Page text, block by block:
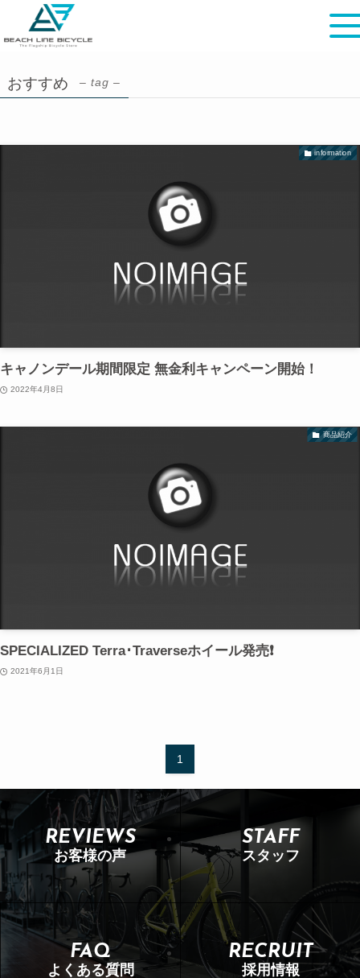
おすすめ – tag –
information
キャノンデール期間限定 無金利キャンペーン開始！
2022年4月8日
商品紹介
SPECIALIZED Terra･Traverseホイール発売❗
2021年6月1日
1
REVIEWS
お客様の声
STAFF
スタッフ
FAQ
よくある質問
RECRUIT
採用情報